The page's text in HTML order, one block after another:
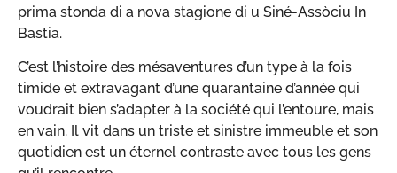
prima stonda di a nova stagione di u Siné-Assòciu In
Bastia.
C’est l’histoire des mésaventures d’un type à la fois
timide et extravagant d’une quarantaine d’année qui
voudrait bien s’adapter à la société qui l’entoure, mais
en vain. Il vit dans un triste et sinistre immeuble et son
quotidien est un éternel contraste avec tous les gens